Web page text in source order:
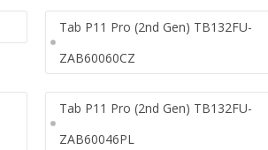
Tab P11 Pro (2nd Gen) TB132FU-
ZAB60060CZ
Tab P11 Pro (2nd Gen) TB132FU-
ZAB60046PL